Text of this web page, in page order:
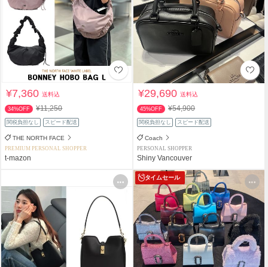
¥7,360送料込
34%OFF ¥11,250
関税負担なし スピード配送
THE NORTH FACE
PREMIUM PERSONAL SHOPPER
t-mazon
¥29,690送料込
45%OFF ¥54,900
関税負担なし スピード配送
Coach
PERSONAL SHOPPER
Shiny Vancouver
タイムセール